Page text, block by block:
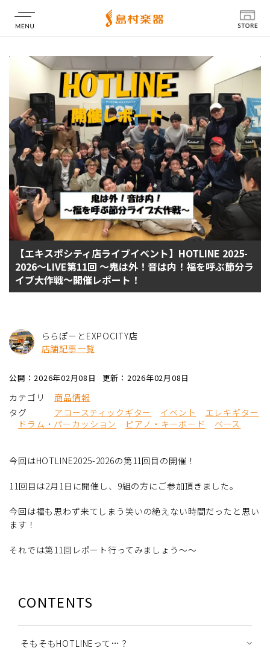
店舗情報
【エキスポシティ店ライブイベント】HOTLINE 2025-
2026～LIVE第11回 ～鬼は外！音は内！福を呼ぶ節分ラ
イブ大作戦～開催レポート！
ららぽーとEXPOCITY店
店舗記事一覧
公開：2026年02月08日 更新：2026年02月08日
カテゴリ
商品情報
タグ
アコースティックギター イベント
エレキギター
ドラム・パーカッション
ピアノ・キーボード ベース
今回はHOTLINE2025-2026の第11回目の開催！
11回目は2月1日に開催し、9組の方にご参加頂きました。
今回は福も思わず来てしまう笑いの絶えない時間だったと思い
ます！
それでは第11回レポート行ってみましょう～～
CONTENTS
そもそもHOTLINEって…？